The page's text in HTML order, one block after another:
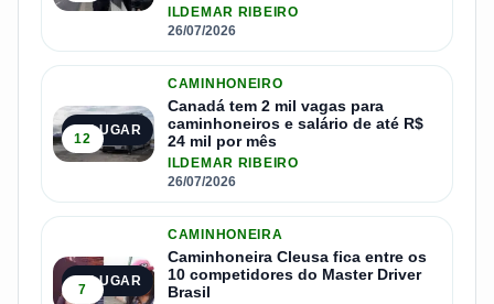
ILDEMAR RIBEIRO
26/07/2026
3º LUGAR
12
CAMINHONEIRO
Canadá tem 2 mil vagas para
caminhoneiros e salário de até R$
24 mil por mês
ILDEMAR RIBEIRO
26/07/2026
4º LUGAR
7
CAMINHONEIRA
Caminhoneira Cleusa fica entre os
10 competidores do Master Driver
Brasil